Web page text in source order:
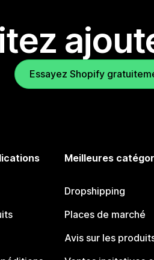
Essayez Shopify
Meilleures
Dropshipping
Places de marché
Avis sur les